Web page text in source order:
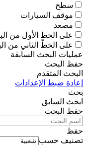
سطح
موقف السيارات
مصعد
على الخط الأول من
على الخطّ الثاني من
عمليات البحث السابقة
حفظ البحث
البحث المتقدم
إعادة ضبط الإعدادات
بحث
ابحث السابق
حفظ البحث
حفظ
تصنيف حسب